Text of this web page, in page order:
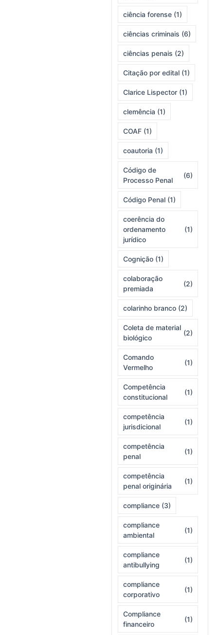
ciência forense (1)
ciências criminais (6)
ciências penais (2)
Citação por edital (1)
Clarice Lispector (1)
clemência (1)
COAF (1)
coautoria (1)
Código de
Processo Penal
(6)
Código Penal (1)
coerência do
ordenamento
jurídico
(1)
Cognição (1)
colaboração
premiada
(2)
colarinho branco (2)
Coleta de material
biológico
(2)
Comando
Vermelho
(1)
Competência
constitucional
(1)
competência
jurisdicional
(1)
competência
penal
(1)
competência
penal originária
(1)
compliance (3)
compliance
ambiental
(1)
compliance
antibullying
(1)
compliance
corporativo
(1)
Compliance
financeiro
(1)